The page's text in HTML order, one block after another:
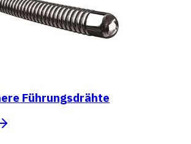
Führungsdrähte